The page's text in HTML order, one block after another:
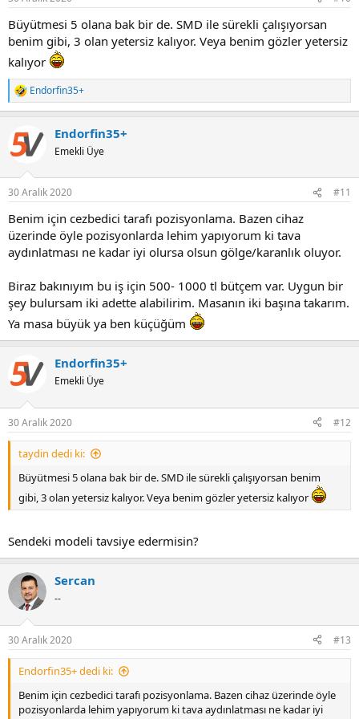
s
Büyütmesi 5 olana bak bir de. SMD ile sürekli çalışıyorsan
benim gibi, 3 olan yetersiz kalıyor. Veya benim gözler yetersiz
kalıyor
R
e
c
t
i
n
s
Endorfin35+
Endorfin35+
Emekli Üye
30 Aralık 2020 #11
Benim için cezbedici tarafı pozisyonlama. Bazen cihaz
üzerinde öyle pozisyonlarda lehim yapıyorum ki tava
aydınlatması ne kadar iyi olursa olsun gölge/karanlık oluyor.
Biraz bakınıyım bu iş için 500- 1000 tl bütçem var. Uygun bir
şey bulursam iki adette alabilirim. Masanın iki başına takarım.
Ya masa büyük ya ben küçüğüm
Endorfin35+
Emekli Üye
30 Aralık 2020 #12
taydin dedi ki:
Büyütmesi 5 olana bak bir de. SMD ile sürekli çalışıyorsan benim
gibi, 3 olan yetersiz kalıyor. Veya benim gözler yetersiz kalıyor
Sendeki modeli tavsiye edermisin?
Sercan
--
30 Aralık 2020 #13
Endorfin35+ dedi ki:
Benim için cezbedici tarafı pozisyonlama. Bazen cihaz üzerinde öyle
pozisyonlarda lehim yapıyorum ki tava aydınlatması ne kadar iyi